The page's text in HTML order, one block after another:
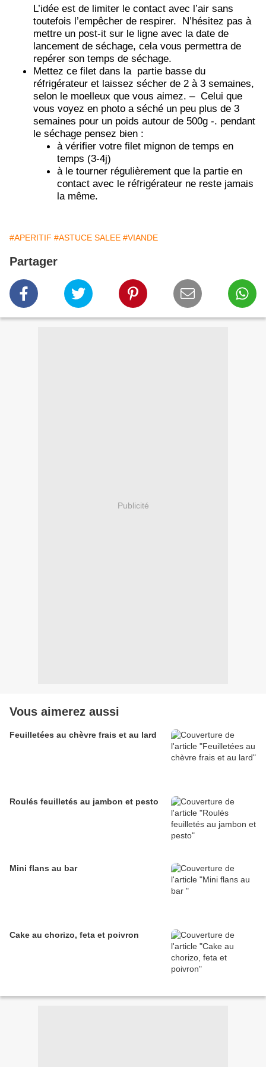
L’idée est de limiter le contact avec l’air sans
toutefois l’empêcher de respirer. N’hésitez pas à
mettre un post-it sur le ligne avec la date de
lancement de séchage, cela vous permettra de
repérer son temps de séchage.
Mettez ce filet dans la partie basse du
réfrigérateur et laissez sécher de 2 à 3 semaines,
selon le moelleux que vous aimez. – Celui que
vous voyez en photo a séché un peu plus de 3
semaines pour un poids autour de 500g -. pendant
le séchage pensez bien :
à vérifier votre filet mignon de temps en
temps (3-4j)
à le tourner régulièrement que la partie en
contact avec le réfrigérateur ne reste jamais
la même.
#APERITIF #ASTUCE SALEE #VIANDE
Partager
Publicité
Vous aimerez aussi
Feuilletées au chèvre frais et au lard
Roulés feuilletés au jambon et pesto
Mini flans au bar
Cake au chorizo, feta et poivron